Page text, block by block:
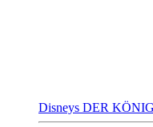
Disneys DER